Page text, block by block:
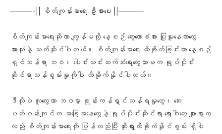
———-|| စိတ်ကျန်းမာရေး ဦးစားပေး ||———-
စိတ်ကျန်းမာရေးဆိုတာ ကျွန်မတို့ နေ့စဉ် တွေးတောခံစား ပြုမူနေတာ‌တွေ
အားလုံးနဲ့ သက်ဆိုင်ပါတယ်။ စိတ်ကျန်းမာရေး ထိခိုက်ခြင်းဟာ နေ့စဉ်
ရှင်သန်ရာ ဘဝ၊ ပေါင်းသင်းဆက်ဆံရေးတွေသာမက ရုပ်ပိုင်း
ဆိုင်ရာသန်စွမ်းမှုကိုပါ ထိခိုက်နိုင်ပါတယ်။
ဒီလိုပဲ လူတွေဟာ ဘဝမှာ ရုန်းကန်ရှင်သန်ရမှုတွေ၊ ဘေး
ပတ်ဝန်းကျင်က အခြေအနေတွေနဲ့ ရုပ်ပိုင်းဆိုင်ရာ ရောဂါတွေ များစွာက
လည်း စိတ်ကျန်းမာရေးကို ပြန်လည်ပြီး ဆိုးရွားထိခိုက်နိုင်စွမ်း ရှိပါ